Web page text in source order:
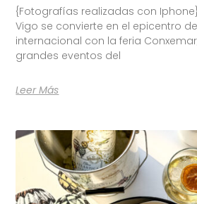
{Fotografías realizadas con
Vigo se convierte en el epicentro
internacional con la feria
grandes eventos del
Leer Más